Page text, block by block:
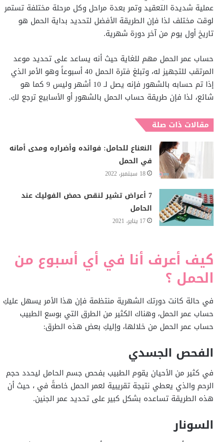
عملية شديدة التعقيد وتمر بعدة مراحل وكل مرحلة مختلفة تستمر
لوقت مختلف لذا فإن الطريقة الأفضل لتحديد بداية الحمل هو
تاريخ أول يوم من آخر دورة شهرية.
حساب عمر الحمل مهم للغاية حيث أنه يساعد على تحديد موعد
المرتقب للتجهيز له، وتبلغ فترة الحمل 40 أسبوعاً وهو الأمر الذي
إذا تم حسابه بالشهور فإنه يصل لـ 10 أشهر وليس 9 كما هو
شائع، لذا فإن طريقة حساب الحمل بالشهور أو الأسابيع ترجع لكِ.
مقالات ذات صلة
النعناع للحامل: فوائده وأضراره ومدى أمانه
في الحمل
18 سبتمبر، 2022
7 أعراض تشير لنقص حمض الفوليك عند
الحامل
17 يناير، 2021
كيف أعرف أنا في أي أسبوع من
الحمل ؟
في حالة كانت دورتك الشهرية منتظمة فإن هذا الأمر يسهل عليكِ
حساب عمر الحمل، وهناك الكثير من الطرق التي بوسع الطبيب
حساب عمر الحمل من خلالها، وإليكِ بعض هذه الطرق:
الفحص الجسدي
في كثير من الأحيان يقوم الطبيب بفحص جسم الحامل ليحدد حجم
الرحم والذي يعطي نتيجة تقريبية لعمر الحمل خاصةً في ، حيث أن
هذه الطريقة تساعده بشكل كبير على تحديد عمر الجنين.
السونار